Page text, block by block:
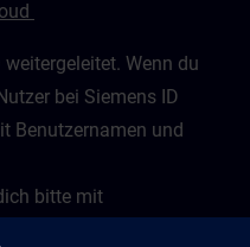
Wenn du
bei Siemens ID
Benutzernamen und
bitte mit